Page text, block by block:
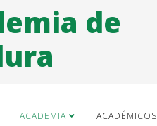
de
ACADEMIA ACADÉMICOS